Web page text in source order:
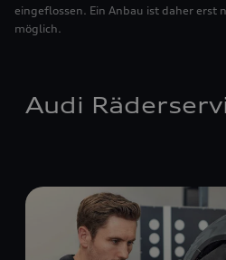
eingeflossen. Ein Anbau ist daher erst
möglich.
Audi